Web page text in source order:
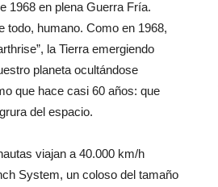
1968 en plena Guerra Fría.
todo, humano. Como en 1968,
la Tierra emergiendo
planeta ocultándose
que hace casi 60 años: que
del espacio.
viajan a 40.000 km/h
System, un coloso del tamaño